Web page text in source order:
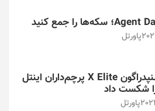
پاورتل
تراشه اسنپدراگون X Elite پرچم‌داران اینتل
پاورتل